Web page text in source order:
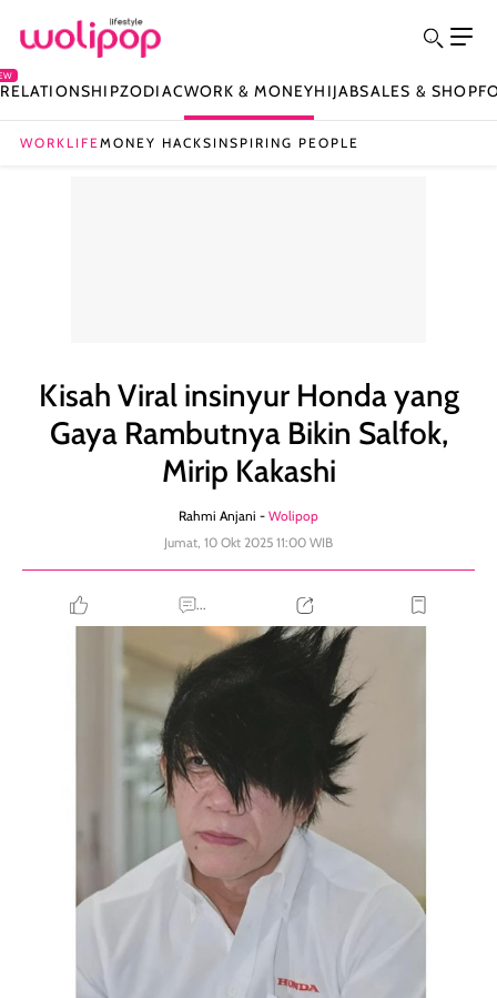
RELATIONSHIPZODIACWORK & MONEYHIJABSALES & SHOP
WORKLIFEMONEY HACKS INSPIRING PEOPLE
Kisah Viral insinyur Honda yang
Gaya Rambutnya Bikin Salfok,
Mirip Kakashi
Rahmi Anjani - Wolipop
Jumat, 10 Okt 2025 11:00 WIB
...